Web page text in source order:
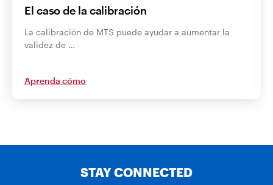
El caso de la calibración
La calibración de MTS puede ayudar a aumentar la
validez de …
Aprenda cómo
STAY CONNECTED